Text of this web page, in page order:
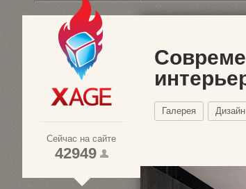
Сейчас на сайте
42949
Галерея Дизайн